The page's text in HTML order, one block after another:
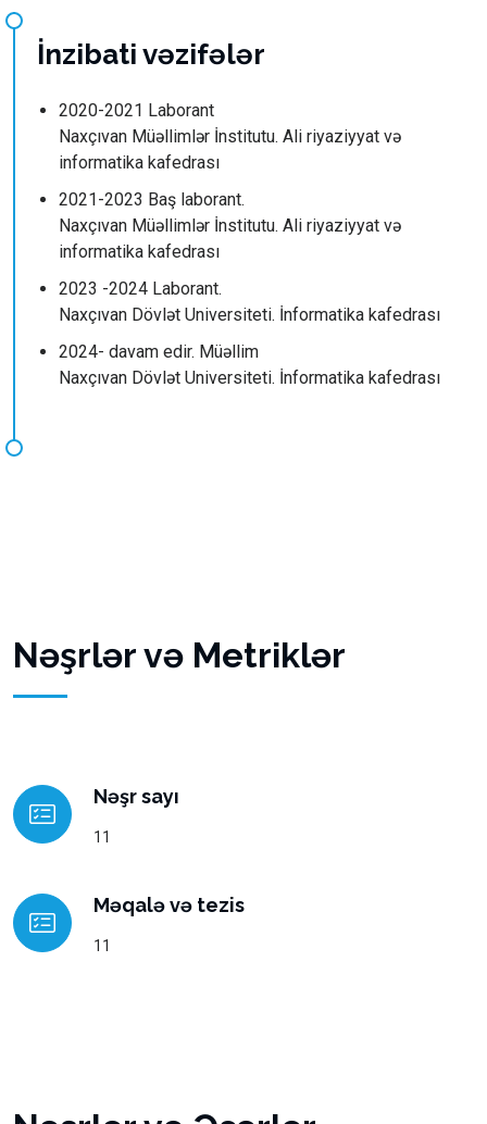
İnzibati vəzifələr
2020-2021 Laborant
Naxçıvan Müəllimlər İnstitutu. Ali riyaziyyat və
informatika kafedrası
2021-2023 Baş laborant.
Naxçıvan Müəllimlər İnstitutu. Ali riyaziyyat və
informatika kafedrası
2023 -2024 Laborant.
Naxçıvan Dövlət Universiteti. İnformatika kafedrası
2024- davam edir. Müəllim
Naxçıvan Dövlət Universiteti. İnformatika kafedrası
Nəşrlər və Metriklər
Nəşr sayı
11
Məqalə və tezis
11